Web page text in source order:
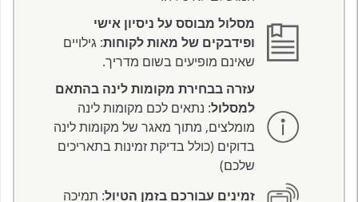
מסלול מבוסס על ניסיון אישי
ופידבקים של מאות לקוחות: גילויים
שאינם מופיעים בשום מדריך.
עזרה בבחירת מקומות לינה בהתאם
למסלול: נתאים לכם מקומות לינה
מומלצים, מתוך מאגר של מקומות לינה
בדוקים (כולל בדיקת זמינות בתאריכים
שלכם)
זמינים עבורכם בזמן הטיול: תמיכה